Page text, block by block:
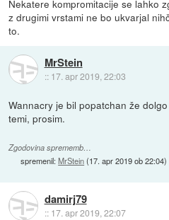
Nekatere kompromitacije se lahko
z drugimi vrstami ne bo ukvarjal
to.
MrStein
:: 17. apr 2019, 22:03
Wannacry je bil popatchan že
temi, prosim.
Zgodovina sprememb…
spremenil:MrStein(17. apr 2019 ob 22:04)
damirj79
:: 17. apr 2019, 22:07